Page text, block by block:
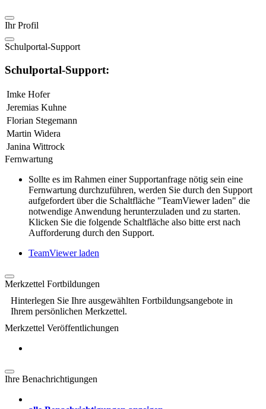
Ihr Profil
Schulportal-Support
Schulportal-Support:
Imke Hofer
Jeremias Kuhne
Florian Stegemann
Martin Widera
Janina Wittrock
Fernwartung
Sollte es im Rahmen einer Supportanfrage nötig sein eine
Fernwartung durchzuführen, werden Sie durch den Support
aufgefordert über die Schaltfläche "TeamViewer laden" die
notwendige Anwendung herunterzuladen und zu starten.
Klicken Sie die folgende Schaltfläche also bitte erst nach
Aufforderung durch den Support.
TeamViewer laden
Merkzettel Fortbildungen
Hinterlegen Sie Ihre ausgewählten Fortbildungsangebote in
Ihrem persönlichen Merkzettel.
Merkzettel Veröffentlichungen
Ihre Benachrichtigungen